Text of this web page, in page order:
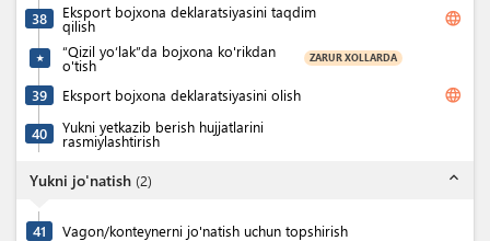
38 Eksport bojxona deklaratsiyasini taqdim
qilish language
★ “Qizil yo‘lak”da bojxona ko'rikdan
o'tish ZARUR XOLLARDA
39 Eksport bojxona deklaratsiyasini olish language
40 Yukni yetkazib berish hujjatlarini
rasmiylashtirish
Yukni jo'natish (2) expand_less
41 Vagon/konteynerni jo'natish uchun topshirish